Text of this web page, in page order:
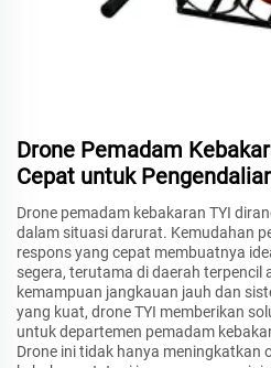
Drone Pemadam
Cepat untuk
Drone pemadam kebakaran TYI
dalam situasi darurat. Kemudahan
respons yang cepat membuatnya
segera, terutama di daerah terpencil
kemampuan jangkauan jauh dan
yang kuat, drone TYI memberikan
untuk departemen pemadam
Drone ini tidak hanya meningkatkan